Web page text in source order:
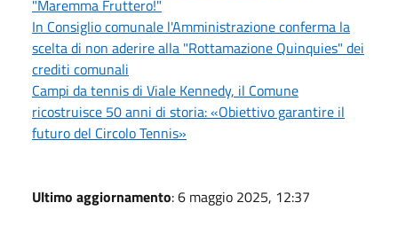
"Maremma Fruttero!"
In Consiglio comunale l'Amministrazione conferma la
scelta di non aderire alla "Rottamazione Quinquies" dei
crediti comunali
Campi da tennis di Viale Kennedy, il Comune
ricostruisce 50 anni di storia: «Obiettivo garantire il
futuro del Circolo Tennis»
Ultimo aggiornamento: 6 maggio 2025, 12:37